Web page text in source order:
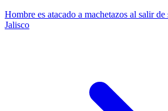
Hombre es atacado a machetazos al salir
Jalisco